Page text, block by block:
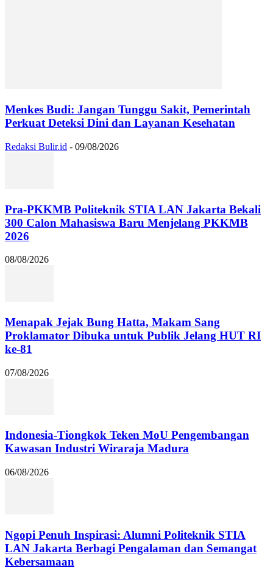
Menkes Budi: Jangan Tunggu Sakit, Pemerintah
Perkuat Deteksi Dini dan Layanan Kesehatan
Redaksi Bulir.id - 09/08/2026
Pra-PKKMB Politeknik STIA LAN Jakarta Bekali
300 Calon Mahasiswa Baru Menjelang PKKMB
2026
08/08/2026
Menapak Jejak Bung Hatta, Makam Sang
Proklamator Dibuka untuk Publik Jelang HUT RI
ke-81
07/08/2026
Indonesia-Tiongkok Teken MoU Pengembangan
Kawasan Industri Wiraraja Madura
06/08/2026
Ngopi Penuh Inspirasi: Alumni Politeknik STIA
LAN Jakarta Berbagi Pengalaman dan Semangat
Kebersamaan